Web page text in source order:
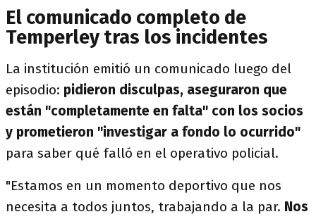
El comunicado completo de
Temperley tras los incidentes
La institución emitió un comunicado luego del
episodio: pidieron disculpas, aseguraron que
están "completamente en falta" con los socios
y prometieron "investigar a fondo lo ocurrido"
para saber qué falló en el operativo policial.
"Estamos en un momento deportivo que nos
necesita a todos juntos, trabajando a la par. Nos